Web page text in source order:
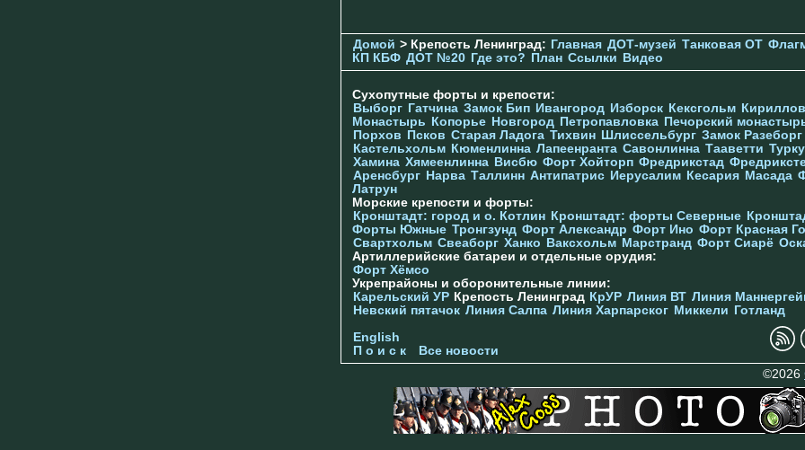
Домой > Крепость Ленинград: Главная ДОТ-музей Танковая ОТ
КП КБФ ДОТ №20 Где это? План Ссылки Видео
Сухопутные форты и крепости:
Выборг Гатчина Замок Бип Ивангород Изборск Кексгольм
Монастырь
Копорье Новгород Петропавловка Печорcкий
Порхов
Псков Старая Ладога Тихвин Шлиссельбург Замок Разеборг
Кастельхольм Кюменлинна Лапеенранта Савонлинна Тааветти Турку
Хамина Хямеенлинна Висбю Форт Хойторп Фредрикстад
Аренсбург Нарва Таллинн Антипатрис Иерусалим Кесария Масада
Латрун
Морские крепости и форты:
Кронштадт: город и о. Котлин Кронштадт: форты Северные
Форты Южные Тронгзунд Форт Александр Форт Ино Форт Красная
Свартхольм Свеаборг Ханко Ваксхольм Марстранд Форт Сиарё
Артиллерийские батареи и отдельные орудия:
Форт Хёмсо
Укрепрайоны и оборонительные линии:
Карельский УР Крепость Ленинград КрУР Линия ВТ Линия
Невский пятачок Линия Салпа Линия Харпарског Миккели
Готланд
English
П о и с к
Все новости
©2026